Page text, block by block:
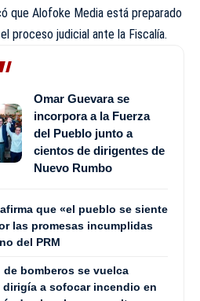
que Alofoke Media está preparado
proceso judicial ante la Fiscalía.
Omar Guevara se
incorpora a la Fuerza
del Pueblo junto a
cientos de dirigentes de
Nuevo Rumbo
que «el pueblo se siente
las promesas incumplidas
del PRM
de bomberos se vuelca
dirigía a sofocar incendio en